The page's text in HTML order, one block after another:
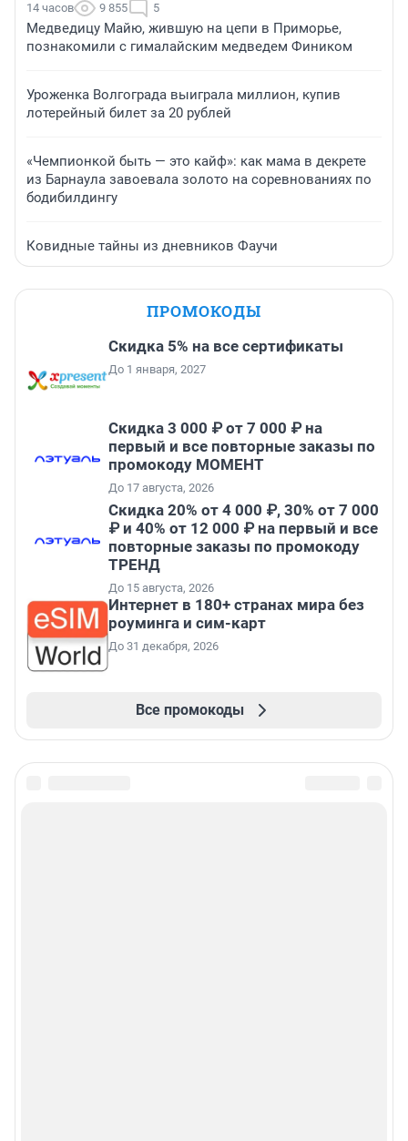
14 часов 9 855 5
Медведицу Майю, жившую на цепи в Приморье,
познакомили с гималайским медведем Фиником
Уроженка Волгограда выиграла миллион, купив
лотерейный билет за 20 рублей
«Чемпионкой быть — это кайф»: как мама в декрете
из Барнаула завоевала золото на соревнованиях по
бодибилдингу
Ковидные тайны из дневников Фаучи
ПРОМОКОДЫ
Скидка 5% на все сертификаты
До 1 января, 2027
Скидка 3 000 ₽ от 7 000 ₽ на
первый и все повторные заказы по
промокоду МОМЕНТ
До 17 августа, 2026
Скидка 20% от 4 000 ₽, 30% от 7 000
₽ и 40% от 12 000 ₽ на первый и все
повторные заказы по промокоду
ТРЕНД
До 15 августа, 2026
Интернет в 180+ странах мира без
роуминга и сим-карт
До 31 декабря, 2026
Все промокоды